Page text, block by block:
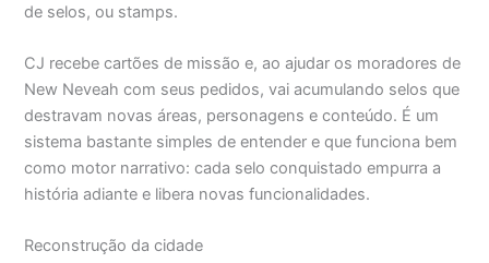
de selos, ou stamps.
CJ recebe cartões de missão e, ao ajudar os moradores de
New Neveah com seus pedidos, vai acumulando selos que
destravam novas áreas, personagens e conteúdo. É um
sistema bastante simples de entender e que funciona bem
como motor narrativo: cada selo conquistado empurra a
história adiante e libera novas funcionalidades.
Reconstrução da cidade